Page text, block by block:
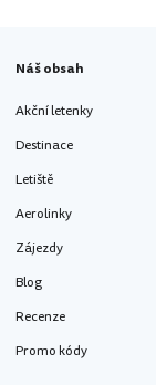
Náš obsah
Akční letenky
Destinace
Letiště
Aerolinky
Zájezdy
Blog
Recenze
Promo kódy